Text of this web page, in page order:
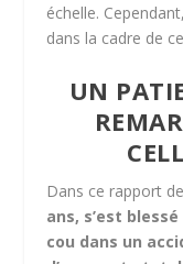
échelle.
dans la cadre de
UN
Dans ce rapport
ans, s’est
cou dans un